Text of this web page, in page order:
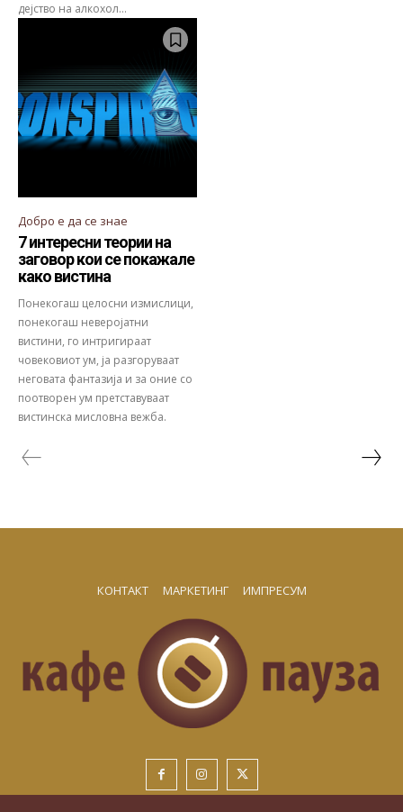
дејство на алкохол...
Добро е да се знае
7 интересни теории на
заговор кои се покажале
како вистина
Понекогаш целосни измислици,
понекогаш неверојатни
вистини, го интригираат
човековиот ум, ја разгоруваат
неговата фантазија и за оние со
поотворен ум претставуваат
вистинска мисловна вежба.
КОНТАКТ МАРКЕТИНГ ИМПРЕСУМ